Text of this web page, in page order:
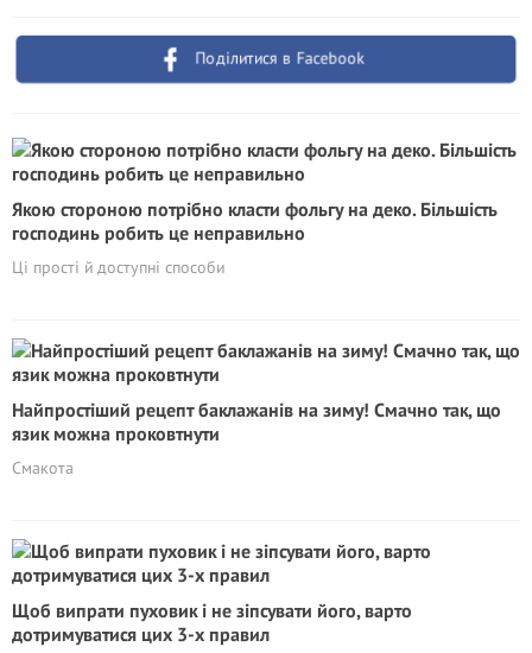
Поділитися в Facebook
Якою стороною потрібно класти фольгу на деко. Більшість
господинь робить це неправильно
Ці прості й доступні способи
Найпростіший рецепт баклажанів на зиму! Смачно так, що
язик можна проковтнути
Смакота
Щоб випрати пуховик і не зіпсувати його, варто
дотримуватися цих 3-х правил